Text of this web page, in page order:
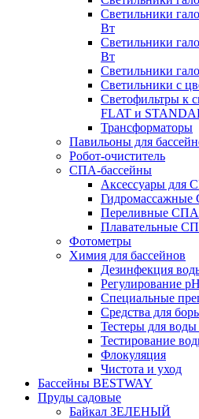
Светильники
Вт
Светильники
Вт
Светильники
Светильники с
Светофильтры к
FLAT и
Трансформаторы
Павильоны для
Робот-очиститель
СПА-бассейны
Аксессуары для
Гидромассажные
Переливные
Плавательные
Фотометры
Химия для бассейнов
Дезинфекция
Регулирование pH
Специальные
Средства для
Тестеры для воды
Тестирование
Флокуляция
Чистота и уход
Бассейны BESTWAY
Пруды садовые
Байкал ЗЕЛЕНЫЙ